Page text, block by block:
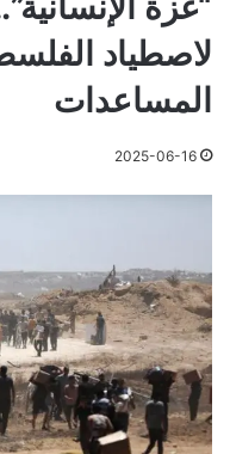
لاصطياد
المساعدات
2025-06-16